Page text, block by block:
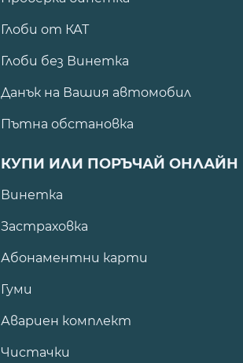
Глоби от КАТ
Глоби без Винетка
Данък на Вашия автомобил
Пътна обстановка
КУПИ ИЛИ ПОРЪЧАЙ ОНЛАЙН
Винетка
Застраховка
Абонаментни карти
Гуми
Авариен комплект
Чистачки